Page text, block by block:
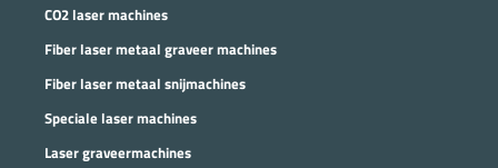
CO2 laser machines
Fiber laser metaal graveer machines
Fiber laser metaal snijmachines
Speciale laser machines
Laser graveermachines